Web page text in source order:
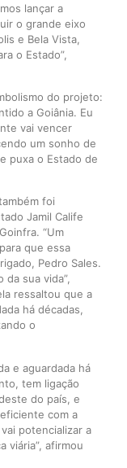
lançar a
o grande eixo
e Bela Vista,
o Estado”,
do projeto:
a Goiânia. Eu
vai vencer
um sonho de
puxa o Estado de
foi
Jamil Calife
“Um
que essa
Pedro Sales.
sua vida”,
ressaltou que a
há décadas,
o
e aguardada há
tem ligação
do país, e
com a
potencializar a
viária”, afirmou